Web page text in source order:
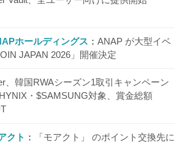
ホールディングス
ANAP が大型イベ
JAPAN 2026」開催決定
、韓国RWAシーズン1取引キャンペーン
・$SAMSUNG対象、賞金総額
クト
「モアクト」 のポイント交換先に